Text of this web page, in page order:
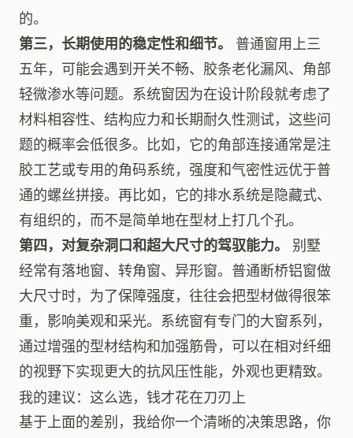
的。
第三，长期使用的稳定性和细节。
普通窗用上三
五年，可能会遇到开关不畅、胶条老化漏风、角部
轻微渗水等问题。系统窗因为在设计阶段就考虑了
材料相容性、结构应力和长期耐久性测试，这些问
题的概率会低很多。比如，它的角部连接通常是注
胶工艺或专用的角码系统，强度和气密性远优于普
通的螺丝拼接。再比如，它的排水系统是隐藏式、
有组织的，而不是简单地在型材上打几个孔。
第四，对复杂洞口和超大尺寸的驾驭能力。
别墅
经常有落地窗、转角窗、异形窗。普通断桥铝窗做
大尺寸时，为了保障强度，往往会把型材做得很笨
重，影响美观和采光。系统窗有专门的大窗系列，
通过增强的型材结构和加强筋骨，可以在相对纤细
的视野下实现更大的抗风压性能，外观也更精致。
我的建议：这么选，钱才花在刀刃上
基于上面的差别，我给你一个清晰的决策思路，你